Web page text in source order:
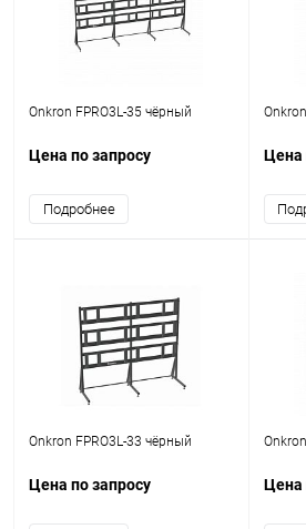
Onkron FPRO3L-35 чёрный
Цена по запросу
Подробнее
Цена
Onkron FPRO3L-33 чёрный
Цена по запросу Цена